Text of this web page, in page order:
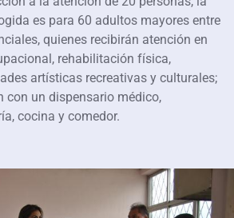
es para 60 adultos mayores entre
quienes recibirán atención en
rehabilitación física,
artísticas recreativas y culturales;
con un dispensario médico,
cocina y comedor.